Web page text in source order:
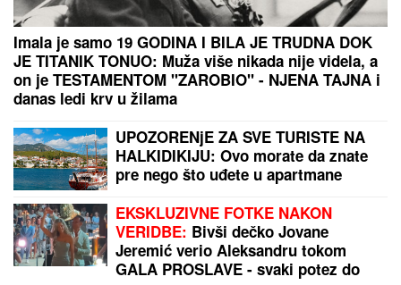
"TO JE MOJ ŽIVOT, RAZUMEĆE KAD PORASTE"
Milica Todorović prvi put o partneru, sinu Bogdanu i
Sa njom uživa na letovanju: Doručak
U BAZENU, a tek da vidite voditeljku
u bikiniju (FOTO)